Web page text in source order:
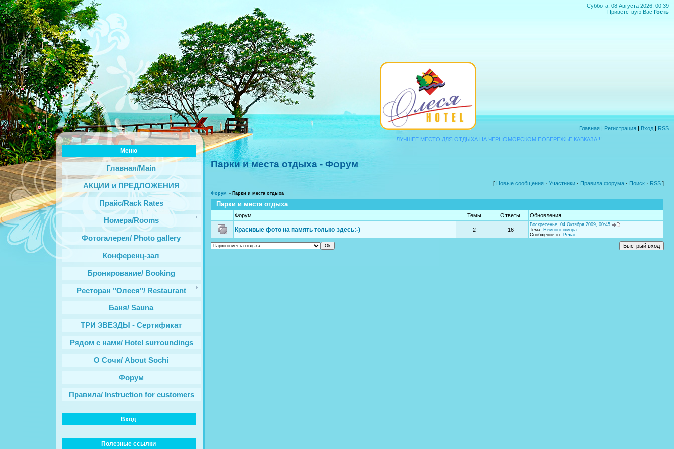
Суббота, 08 Августа 2026, 00:39
Приветствую Вас Гость
Главная | Регистрация | Вход | RSS
ЛУЧШЕЕ МЕСТО ДЛЯ ОТДЫХА НА ЧЕРНОМОРСКОМ ПОБЕРЕЖЬЕ КАВКАЗА!!!
Меню
Главная/Main
АКЦИИ и ПРЕДЛОЖЕНИЯ
Прайс/Rack Rates
Номера/Rooms
Фотогалерея/ Photo gallery
Конференц-зал
Бронирование/ Booking
Ресторан "Олеся"/ Restaurant
Баня/ Sauna
ТРИ ЗВЕЗДЫ - Сертификат
Рядом с нами/ Hotel surroundings
О Сочи/ About Sochi
Форум
Правила/ Instruction for customers
Вход
Полезные ссылки
Парки и места отдыха - Форум
[ Новые сообщения · Участники · Правила форума · Поиск · RSS ]
Форум » Парки и места отдыха
Парки и места отдыха
Форум Темы Ответы Обновления
Красивые фото на память только здесь:-) 2 16
Воскресенье, 04 Октября 2009, 00:45
Тема: Немного юмора
Сообщение от: Ренат